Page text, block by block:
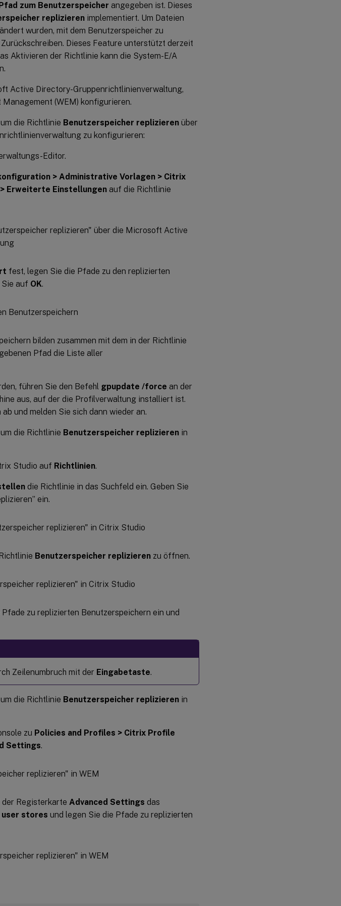
zum Benutzerspeicher angegeben ist. Dieses
replizieren implementiert. Um Dateien
wurden, mit dem Benutzerspeicher zu
Dieses Feature unterstützt derzeit
Aktivieren der Richtlinie kann die System-E/A
Active Directory-Gruppenrichtlinienverwaltung,
(WEM) konfigurieren.
die Richtlinie Benutzerspeicher replizieren über
zu konfigurieren:
Editor.
> Administrative Vorlagen > Citrix
Erweiterte Einstellungen auf die Richtlinie
fest, legen Sie die Pfade zu den replizierten
auf OK.
bilden zusammen mit dem in der Richtlinie
Pfad die Liste aller
führen Sie den Befehl gpupdate /force an der
aus, auf der die Profilverwaltung installiert ist.
und melden Sie sich dann wieder an.
die Richtlinie Benutzerspeicher replizieren in
Studio auf Richtlinien.
die Richtlinie in das Suchfeld ein. Geben Sie
ein.
Benutzerspeicher replizieren zu öffnen.
Pfade zu replizierten Benutzerspeichern ein und
Zeilenumbruch mit der Eingabetaste.
die Richtlinie Benutzerspeicher replizieren in
zu Policies and Profiles > Citrix Profile
Settings.
Registerkarte Advanced Settings das
user stores und legen Sie die Pfade zu replizierten